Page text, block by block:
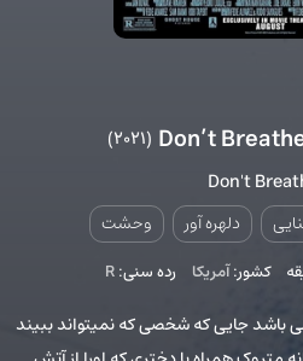
(2021)
Don't
دلهره آور وحشت
کشور:آمریکا رده سنی:R
باشد جایی که شخصی که نمیتواند ببیند